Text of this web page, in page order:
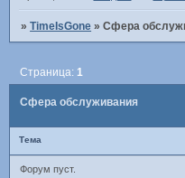
»TimeIsGone »Сфера
Сфера обслуживания
Страница:1
Тема
Форум пуст.